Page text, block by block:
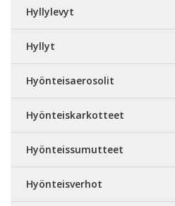
Hyllylevyt
Hyllyt
Hyönteisaerosolit
Hyönteiskarkotteet
Hyönteissumutteet
Hyönteisverhot